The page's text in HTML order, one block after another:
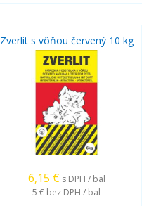
Zverlit s vôňou červený 10 kg
6,15 € s DPH / bal
5 € bez DPH / bal